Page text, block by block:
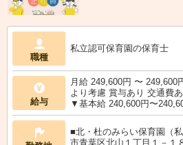
職種
私立認可保育園の保育士
給与
月給 249,600円 〜
より考慮 賞与あり 交通費
▼基本給 240,600円〜
■北・杜のみらい保育園（
市青葉区北山１丁目１－１